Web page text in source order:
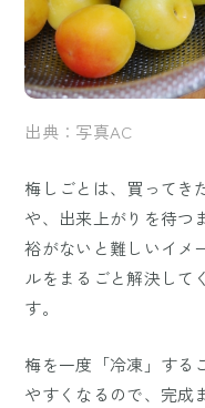
出典：写真AC
梅しごとは、買ってき
や、出来上がりを待つ
裕がないと難しいイメ
ルをまるごと解決して
す。
梅を一度「冷凍」する
やすくなるので、完成